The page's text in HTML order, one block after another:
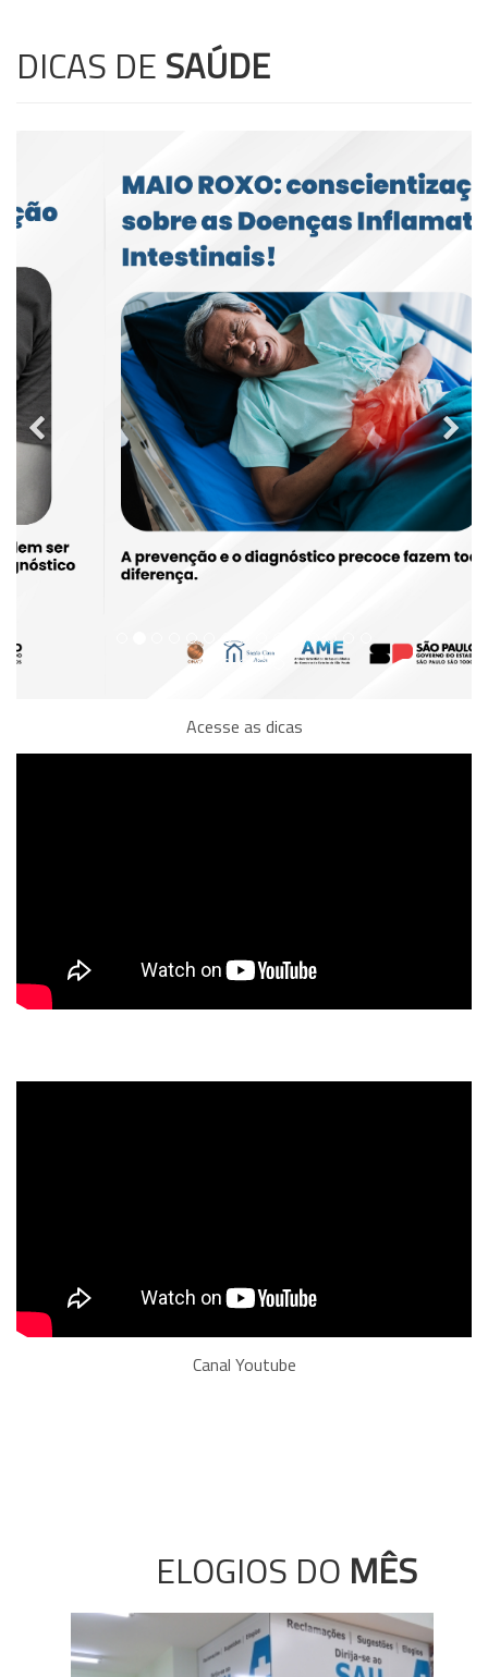
DICAS DE SAÚDE
Acesse as dicas
Canal Youtube
ELOGIOS DO MÊS